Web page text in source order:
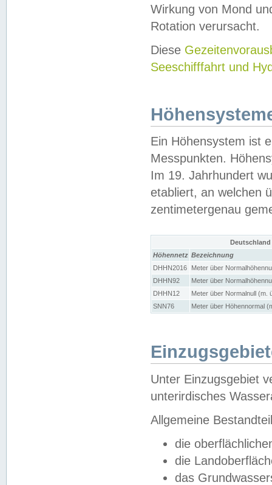
Wirkung von Mond
Rotation verursacht.
Diese
Seeschifffahrt und
Ein Höhensystem ist
Messpunkten.
Im 19. Jahrhundert
etabliert, an welchen
zentimetergenau
Höhennetz Bezeichnung
DHHN2016
Meter über
DHHN92
Meter über
DHHN12
Meter über Normalnull (m.
SNN76
Meter über Höhennormal
Unter Einzugsgebiet
unterirdisches
Allgemeine
die
die
das